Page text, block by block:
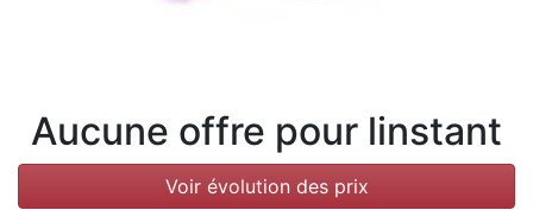
Aucune offre pour linstant
Voir évolution des prix